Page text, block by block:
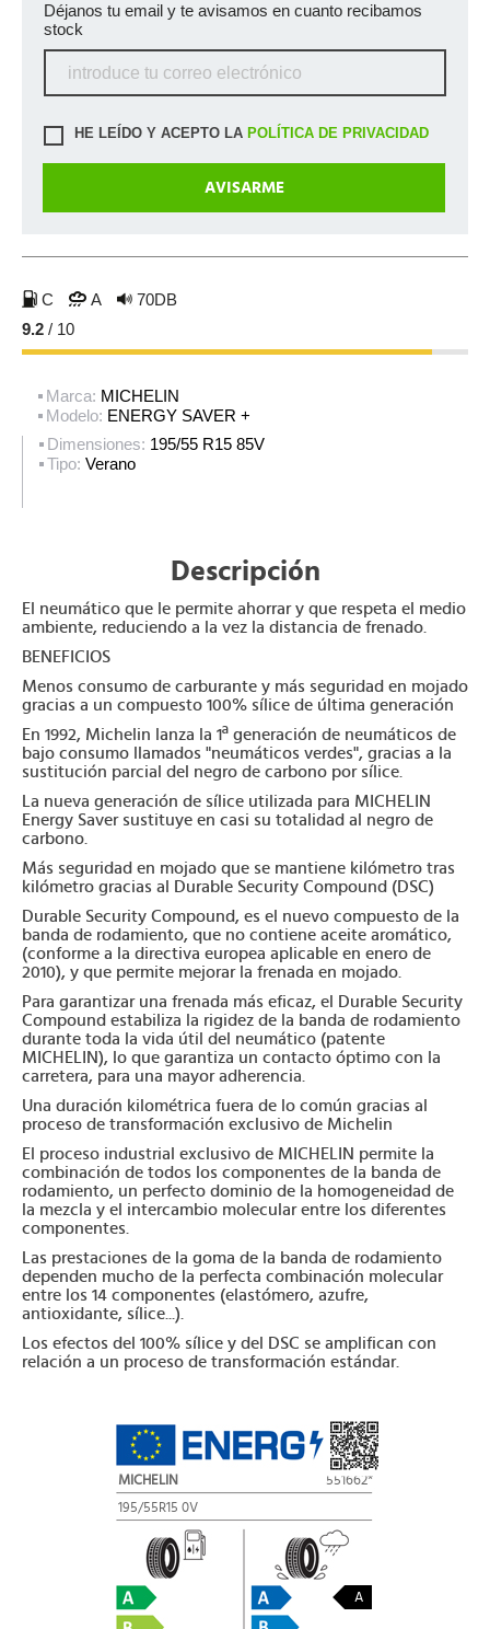
Déjanos tu email y te avisamos en cuanto recibamos
stock
HE LEÍDO Y ACEPTO LA POLÍTICA DE PRIVACIDAD
C A
70DB
9.2 / 10
Marca: MICHELIN
Modelo: ENERGY SAVER +
Dimensiones: 195/55 R15 85V
Tipo: Verano
Descripción
El neumático que le permite ahorrar y que respeta el medio
ambiente, reduciendo a la vez la distancia de frenado.
BENEFICIOS
Menos consumo de carburante y más seguridad en mojado
gracias a un compuesto 100% sílice de última generación
En 1992, Michelin lanza la 1ª generación de neumáticos de
bajo consumo llamados "neumáticos verdes", gracias a la
sustitución parcial del negro de carbono por sílice.
La nueva generación de sílice utilizada para MICHELIN
Energy Saver sustituye en casi su totalidad al negro de
carbono.
Más seguridad en mojado que se mantiene kilómetro tras
kilómetro gracias al Durable Security Compound (DSC)
Durable Security Compound, es el nuevo compuesto de la
banda de rodamiento, que no contiene aceite aromático,
(conforme a la directiva europea aplicable en enero de
2010), y que permite mejorar la frenada en mojado.
Para garantizar una frenada más eficaz, el Durable Security
Compound estabiliza la rigidez de la banda de rodamiento
durante toda la vida útil del neumático (patente
MICHELIN), lo que garantiza un contacto óptimo con la
carretera, para una mayor adherencia.
Una duración kilométrica fuera de lo común gracias al
proceso de transformación exclusivo de Michelin
El proceso industrial exclusivo de MICHELIN permite la
combinación de todos los componentes de la banda de
rodamiento, un perfecto dominio de la homogeneidad de
la mezcla y el intercambio molecular entre los diferentes
componentes.
Las prestaciones de la goma de la banda de rodamiento
dependen mucho de la perfecta combinación molecular
entre los 14 componentes (elastómero, azufre,
antioxidante, sílice...).
Los efectos del 100% sílice y del DSC se amplifican con
relación a un proceso de transformación estándar.
MICHELIN
551662*
195/55R15 0V
A